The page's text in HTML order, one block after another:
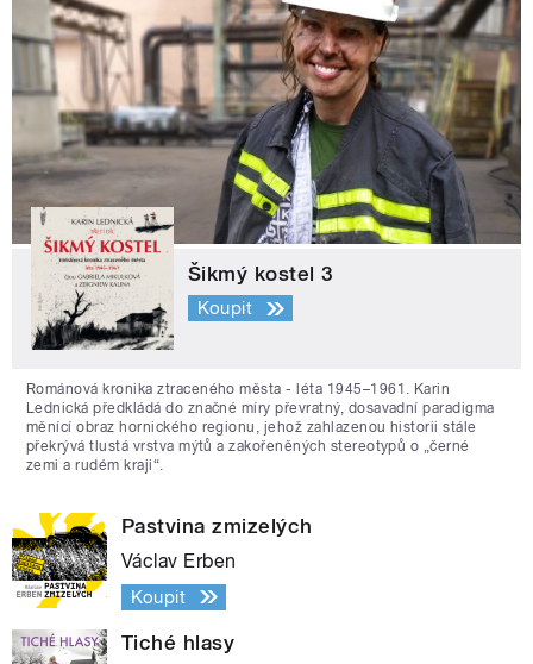
Šikmý kostel 3
Koupit
Románová kronika ztraceného města - léta 1945–1961. Karin
Lednická předkládá do značné míry převratný, dosavadní paradigma
měnící obraz hornického regionu, jehož zahlazenou historii stále
překrývá tlustá vrstva mýtů a zakořeněných stereotypů o „černé
zemi a rudém kraji“.
Pastvina zmizelých
Václav Erben
Koupit
Tiché hlasy